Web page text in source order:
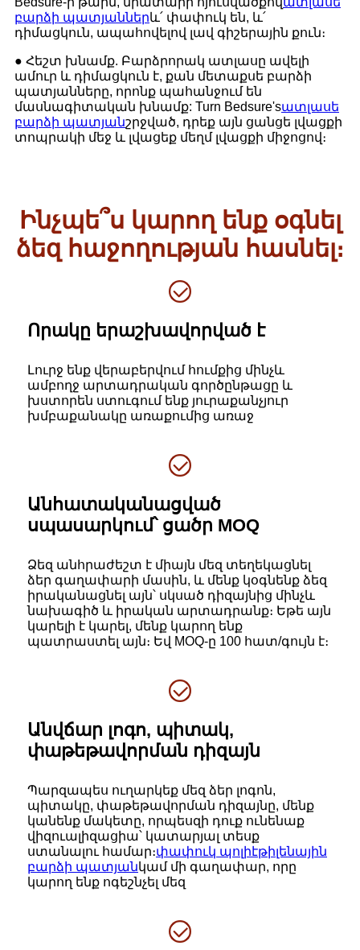
բարձի պատյաններև՛ փափուկ են, և՛
դիմացկուն, ապահովելով լավ գիշերային քուն։
● Հեշտ խնամք. Բարձրորակ ատլասը ավելի
ամուր և դիմացկուն է, քան մետաքսե բարձի
պատյանները, որոնք պահանջում են
մասնագիտական ​​խնամք: Turn Bedsure'sատլասե
բարձի պատյանշրջված, դրեք այն ցանցե լվացքի
տոպրակի մեջ և լվացեք մեղմ լվացքի միջոցով։
Ինչպե՞ս կարող ենք օգնել
ձեզ հաջողության հասնել։
Որակը երաշխավորված է
Լուրջ ենք վերաբերվում հումքից մինչև
ամբողջ արտադրական գործընթացը և
խստորեն ստուգում ենք յուրաքանչյուր
խմբաքանակը առաքումից առաջ
Անհատականացված
սպասարկում՝ ցածր MOQ
Ձեզ անհրաժեշտ է միայն մեզ տեղեկացնել
ձեր գաղափարի մասին, և մենք կօգնենք ձեզ
իրականացնել այն՝ սկսած դիզայնից մինչև
նախագիծ և իրական արտադրանք։ Եթե այն
կարելի է կարել, մենք կարող ենք
պատրաստել այն։ Եվ MOQ-ը 100 հատ/գույն է։
Անվճար լոգո, պիտակ,
փաթեթավորման դիզայն
Պարզապես ուղարկեք մեզ ձեր լոգոն,
պիտակը, փաթեթավորման դիզայնը, մենք
կանենք մակետը, որպեսզի դուք ունենաք
վիզուալիզացիա՝ կատարյալ տեսք
ստանալու համար։փափուկ պոլիէթիլենային
բարձի պատյանկամ մի գաղափար, որը
կարող ենք ոգեշնչել մեզ